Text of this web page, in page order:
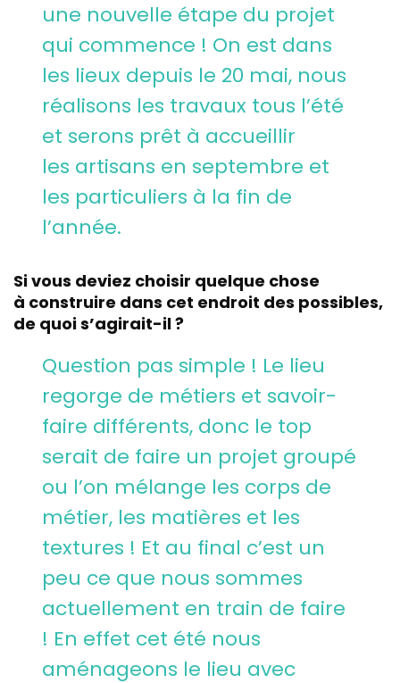
une nouvelle étape du projet
qui commence ! On est dans
les lieux depuis le 20 mai, nous
réalisons les travaux tous l’été
et serons prêt à accueillir
les artisans en septembre et
les particuliers à la fin de
l’année.
Si vous deviez choisir quelque chose
à construire dans cet endroit des possibles,
de quoi s’agirait-il ?
Question pas simple ! Le lieu
regorge de métiers et savoir-
faire différents, donc le top
serait de faire un projet groupé
ou l’on mélange les corps de
métier, les matières et les
textures ! Et au final c’est un
peu ce que nous sommes
actuellement en train de faire
! En effet cet été nous
aménageons le lieu avec